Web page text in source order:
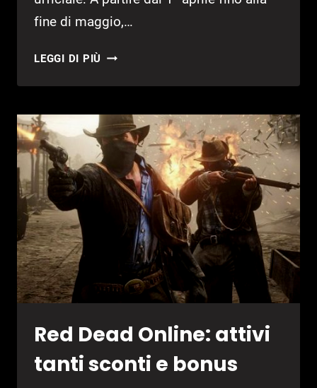
fine di maggio,…
LEGGI DI PIÙ ROCKSTAR
DONA
COMBATTERE
IL
COVID-
19
Red Dead Online: attivi
tanti sconti e bonus